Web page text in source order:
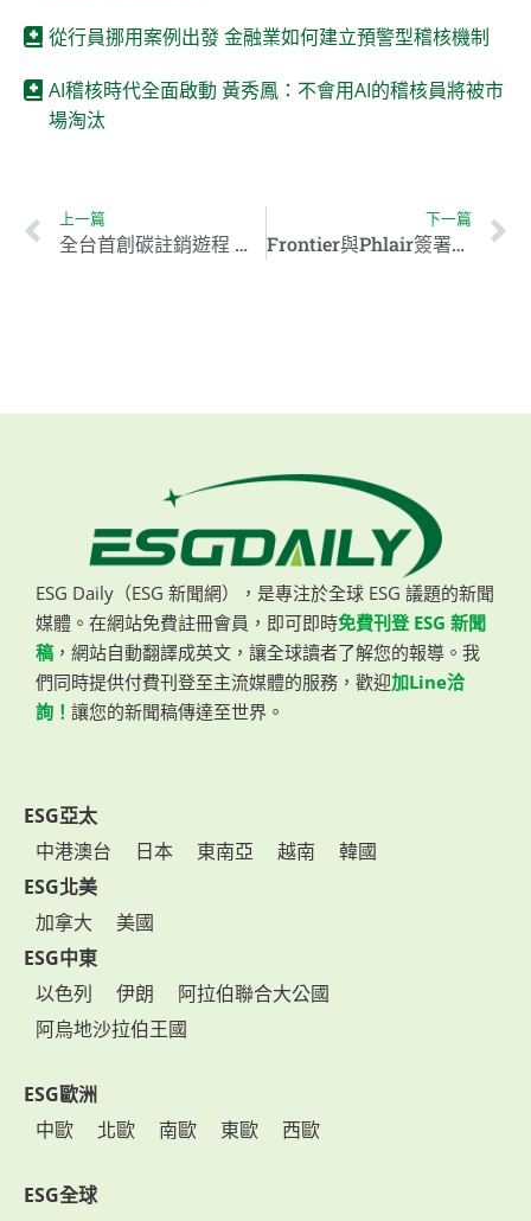
從行員挪用案例出發 金融業如何建立預警型稽核機制
AI稽核時代全面啟動 黃秀鳳：不會用AI的稽核員將被市
場淘汰
上一篇
全台首創碳註銷遊程 日月潭推永續旅遊新模式
下一篇
Frontier與Phlair簽署協議 推動首個太陽能電化學DAC
ESG Daily（ESG 新聞網），是專注於全球 ESG 議題的新聞
媒體。在網站免費註冊會員，即可即時免費刊登 ESG 新聞
稿 ，網站自動翻譯成英文，讓全球讀者了解您的報導。我
們同時提供付費刊登至主流媒體的服務，歡迎加Line洽
詢！ 讓您的新聞稿傳達至世界。
ESG亞太
中港澳台
日本 東南亞 越南
韓國
ESG北美
加拿大
美國
ESG中東
以色列
伊朗
阿拉伯聯合大公國
阿烏地沙拉伯王國
ESG歐洲
中歐
北歐 南歐 東歐 西歐
ESG全球